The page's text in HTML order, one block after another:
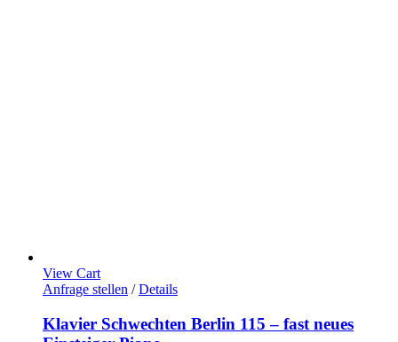
View Cart
Anfrage stellen / Details
Klavier Schwechten Berlin 115 – fast neues